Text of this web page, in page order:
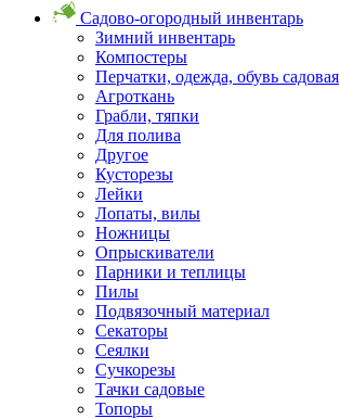
Садово-огородный инвентарь
Зимний инвентарь
Компостеры
Перчатки, одежда, обувь садовая
Агроткань
Грабли, тяпки
Для полива
Другое
Кусторезы
Лейки
Лопаты, вилы
Ножницы
Опрыскиватели
Парники и теплицы
Пилы
Подвязочный материал
Секаторы
Сеялки
Сучкорезы
Тачки садовые
Топоры